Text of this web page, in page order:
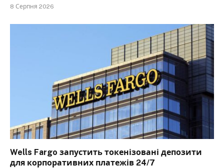
8 Серпня 2026
Wells Fargo запустить токенізовані депозити
для корпоративних платежів 24/7